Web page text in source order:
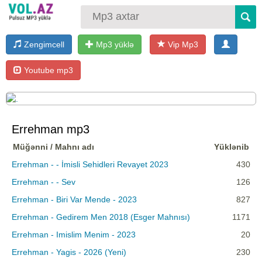
Zengimcell Mp3 yüklə Vip Mp3
Youtube mp3
Errehman mp3
Müğənni / Mahnı adı
Yüklənib
Errehman - - İmisli Sehidleri Revayet 2023
430
Errehman - - Sev
126
Errehman - Biri Var Mende - 2023
827
Errehman - Gedirem Men 2018 (Esger Mahnısı)
1171
Errehman - Imislim Menim - 2023
20
Errehman - Yagis - 2026 (Yeni)
230